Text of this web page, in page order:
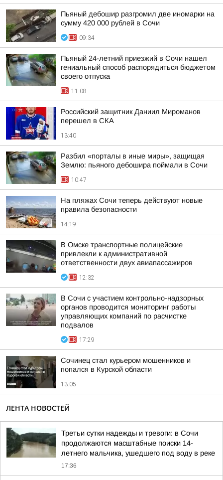
Пьяный дебошир разгромил две иномарки на
сумму 420 000 рублей в Сочи
09:34
Пьяный 24-летний приезжий в Сочи нашел
гениальный способ распорядиться бюджетом
своего отпуска
11:08
Российский защитник Даниил Мироманов
перешел в СКА
13:40
Разбил «порталы в иные миры», защищая
Землю: пьяного дебошира поймали в Сочи
10:47
На пляжах Сочи теперь действуют новые
правила безопасности
14:19
В Омске транспортные полицейские
привлекли к административной
ответственности двух авиапассажиров
12:32
В Сочи с участием контрольно-надзорных
органов проводится мониторинг работы
управляющих компаний по расчистке
подвалов
17:29
Сочинец стал курьером мошенников и
попался в Курской области
13:05
ЛЕНТА НОВОСТЕЙ
Третьи сутки надежды и тревоги: в Сочи
продолжаются масштабные поиски 14-
летнего мальчика, ушедшего под воду в реке
17:36